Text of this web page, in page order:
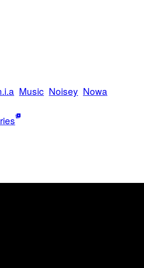
Music Noisey Nowa